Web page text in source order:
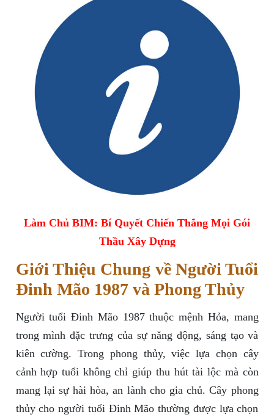
Làm Chủ BIM: Bí Quyết Chiến Thắng Mọi Gói
Thầu Xây Dựng
Giới Thiệu Chung về Người Tuổi
Đinh Mão 1987 và Phong Thủy
Người tuổi Đinh Mão 1987 thuộc mệnh Hỏa, mang
trong mình đặc trưng của sự năng động, sáng tạo và
kiên cường. Trong phong thủy, việc lựa chọn cây
cảnh hợp tuổi không chỉ giúp thu hút tài lộc mà còn
mang lại sự hài hòa, an lành cho gia chủ. Cây phong
thủy cho người tuổi Đinh Mão thường được lựa chọn